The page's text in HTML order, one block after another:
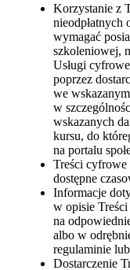
Korzystanie z
nieodpłatnych
wymagać
szkoleniowej,
Usługi
poprzez
we
w
wskazanych
kursu, do
na portalu
Treści cyfrowe
dostępne
Informacje
w opisie
na
albo w
regulaminie
Dostarczenie